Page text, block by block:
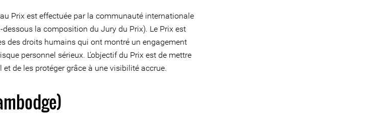
Prix est effectuée par la communauté internationale
la composition du Jury du Prix). Le Prix est
des droits humains qui ont montré un engagement
personnel sérieux. L’objectif du Prix est de mettre
et de les protéger grâce à une visibilité accrue.